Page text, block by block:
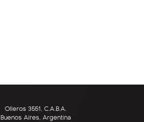
Olleros 3551, C.A.B.A.
Buenos Aires, Argentina